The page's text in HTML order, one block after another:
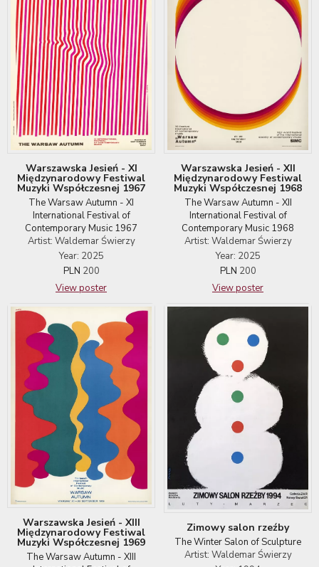
Warszawska Jesień - XI
Międzynarodowy Festiwal
Muzyki Współczesnej 1967
The Warsaw Autumn - XI
International Festival of
Contemporary Music 1967
Artist: Waldemar Świerzy
Year: 2025
PLN 200
View poster
Warszawska Jesień - XII
Międzynarodowy Festiwal
Muzyki Współczesnej 1968
The Warsaw Autumn - XII
International Festival of
Contemporary Music 1968
Artist: Waldemar Świerzy
Year: 2025
PLN 200
View poster
Warszawska Jesień - XIII
Międzynarodowy Festiwal
Muzyki Współczesnej 1969
The Warsaw Autumn - XIII
Zimowy salon rzeźby
The Winter Salon of Sculpture
Artist: Waldemar Świerzy